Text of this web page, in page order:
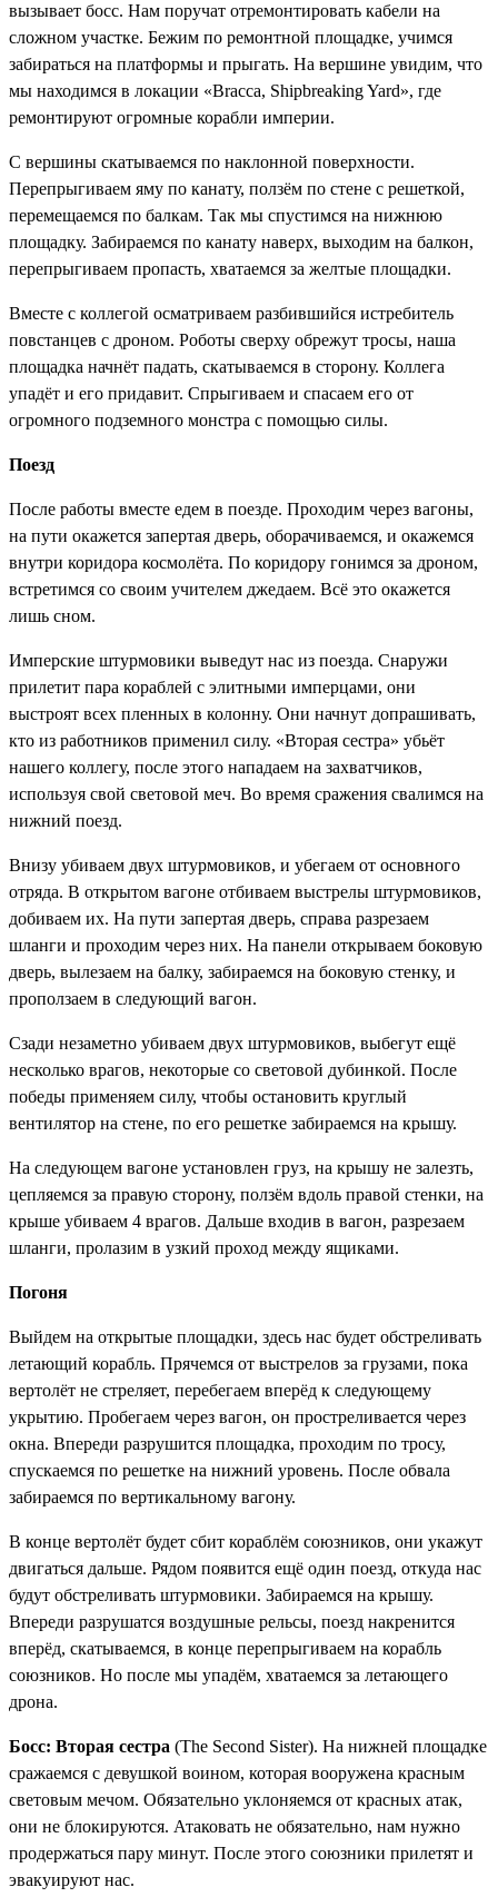
вызывает босс. Нам поручат отремонтировать кабели на
сложном участке. Бежим по ремонтной площадке, учимся
забираться на платформы и прыгать. На вершине увидим, что
мы находимся в локации «Bracca, Shipbreaking Yard», где
ремонтируют огромные корабли империи.
С вершины скатываемся по наклонной поверхности.
Перепрыгиваем яму по канату, ползём по стене с решеткой,
перемещаемся по балкам. Так мы спустимся на нижнюю
площадку. Забираемся по канату наверх, выходим на балкон,
перепрыгиваем пропасть, хватаемся за желтые площадки.
Вместе с коллегой осматриваем разбившийся истребитель
повстанцев с дроном. Роботы сверху обрежут тросы, наша
площадка начнёт падать, скатываемся в сторону. Коллега
упадёт и его придавит. Спрыгиваем и спасаем его от
огромного подземного монстра с помощью силы.
Поезд
После работы вместе едем в поезде. Проходим через вагоны,
на пути окажется запертая дверь, оборачиваемся, и окажемся
внутри коридора космолёта. По коридору гонимся за дроном,
встретимся со своим учителем джедаем. Всё это окажется
лишь сном.
Имперские штурмовики выведут нас из поезда. Снаружи
прилетит пара кораблей с элитными имперцами, они
выстроят всех пленных в колонну. Они начнут допрашивать,
кто из работников применил силу. «Вторая сестра» убьёт
нашего коллегу, после этого нападаем на захватчиков,
используя свой световой меч. Во время сражения свалимся на
нижний поезд.
Внизу убиваем двух штурмовиков, и убегаем от основного
отряда. В открытом вагоне отбиваем выстрелы штурмовиков,
добиваем их. На пути запертая дверь, справа разрезаем
шланги и проходим через них. На панели открываем боковую
дверь, вылезаем на балку, забираемся на боковую стенку, и
проползаем в следующий вагон.
Сзади незаметно убиваем двух штурмовиков, выбегут ещё
несколько врагов, некоторые со световой дубинкой. После
победы применяем силу, чтобы остановить круглый
вентилятор на стене, по его решетке забираемся на крышу.
На следующем вагоне установлен груз, на крышу не залезть,
цепляемся за правую сторону, ползём вдоль правой стенки, на
крыше убиваем 4 врагов. Дальше входив в вагон, разрезаем
шланги, пролазим в узкий проход между ящиками.
Погоня
Выйдем на открытые площадки, здесь нас будет обстреливать
летающий корабль. Прячемся от выстрелов за грузами, пока
вертолёт не стреляет, перебегаем вперёд к следующему
укрытию. Пробегаем через вагон, он простреливается через
окна. Впереди разрушится площадка, проходим по тросу,
спускаемся по решетке на нижний уровень. После обвала
забираемся по вертикальному вагону.
В конце вертолёт будет сбит кораблём союзников, они укажут
двигаться дальше. Рядом появится ещё один поезд, откуда нас
будут обстреливать штурмовики. Забираемся на крышу.
Впереди разрушатся воздушные рельсы, поезд накренится
вперёд, скатываемся, в конце перепрыгиваем на корабль
союзников. Но после мы упадём, хватаемся за летающего
дрона.
Босс: Вторая сестра (The Second Sister). На нижней площадке
сражаемся с девушкой воином, которая вооружена красным
световым мечом. Обязательно уклоняемся от красных атак,
они не блокируются. Атаковать не обязательно, нам нужно
продержаться пару минут. После этого союзники прилетят и
эвакуируют нас.